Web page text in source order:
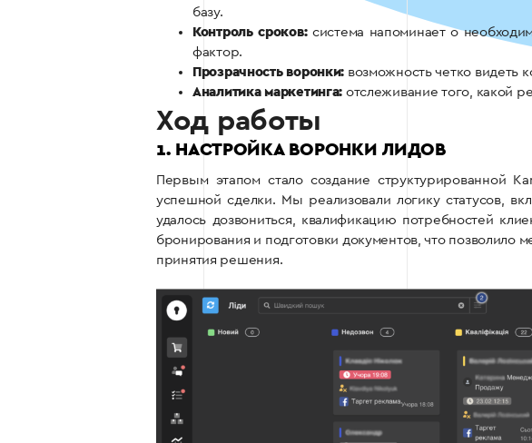
базу.
Контроль сроков:система напоминает о
фактор.
Прозрачность воронки: возможность четко видеть
Аналитика маркетинга: отслеживание того, какой
Ход работы
1. НАСТРОЙКА ВОРОНКИ ЛИДОВ
Первым этапом стало создание структурированной
успешной сделки. Мы реализовали логику статусов,
удалось дозвониться, квалификацию потребностей
бронирования и подготовки документов, что позволило
принятия решения.